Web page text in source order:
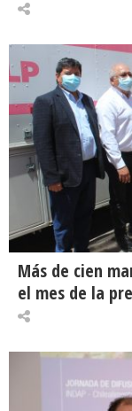
Más de cien
el mes de la